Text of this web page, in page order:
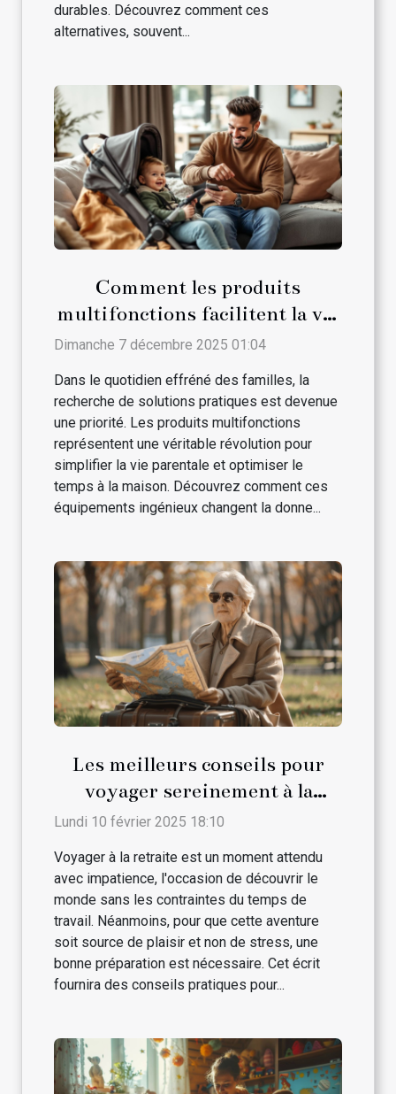
durables. Découvrez comment ces
alternatives, souvent...
Comment les produits
multifonctions facilitent la vie
des parents ?
Dimanche 7 décembre 2025 01:04
Dans le quotidien effréné des familles, la
recherche de solutions pratiques est devenue
une priorité. Les produits multifonctions
représentent une véritable révolution pour
simplifier la vie parentale et optimiser le
temps à la maison. Découvrez comment ces
équipements ingénieux changent la donne...
Les meilleurs conseils pour
voyager sereinement à la
retraite
Lundi 10 février 2025 18:10
Voyager à la retraite est un moment attendu
avec impatience, l'occasion de découvrir le
monde sans les contraintes du temps de
travail. Néanmoins, pour que cette aventure
soit source de plaisir et non de stress, une
bonne préparation est nécessaire. Cet écrit
fournira des conseils pratiques pour...